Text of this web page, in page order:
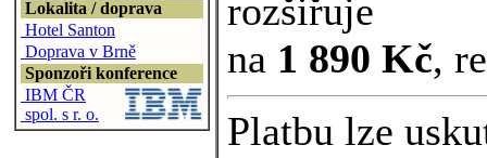
Lokalita / doprava
Hotel Santon
Doprava v Brně
Sponzoři konference
IBM ČR
spol. s r. o.
rozšiřuje
na 1 890 Kč,
Platbu lze